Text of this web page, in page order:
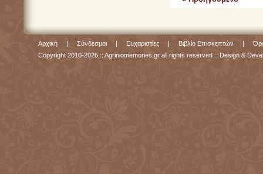
Αρχική | Σύνδεσμοι | Ευχαριστίες | Βιβλίο Επισκεπτών |
Copyright 2010-2026 :: Agriniomemories.gr all rights reserved :: Design &